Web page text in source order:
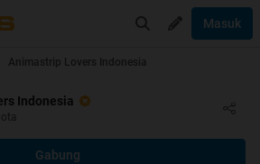
Masuk
Animastrip Lovers Indonesia
Indonesia
Gabung